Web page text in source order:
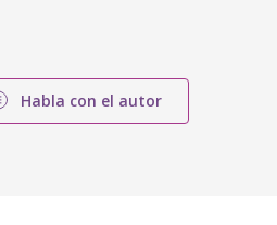
Habla con el autor